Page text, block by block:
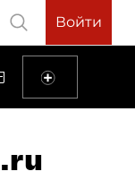
Войти